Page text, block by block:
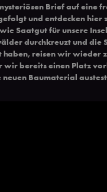
Brief auf eine
und entdecken hier
Saatgut für unsere
durchkreuzt und die
reisen wir wieder
wir bereits einen Platz
Baumaterial